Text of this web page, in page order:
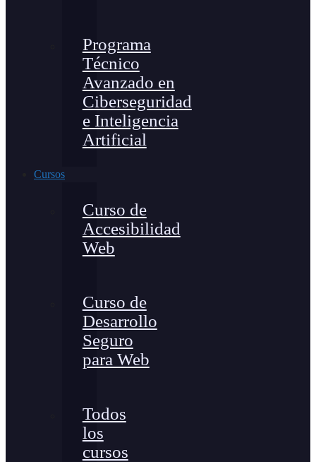
Programa
Técnico
Avanzado en
Ciberseguridad
e Inteligencia
Artificial
Cursos
Curso de
Accesibilidad
Web
Curso de
Desarrollo
Seguro
para Web
Todos
los
cursos